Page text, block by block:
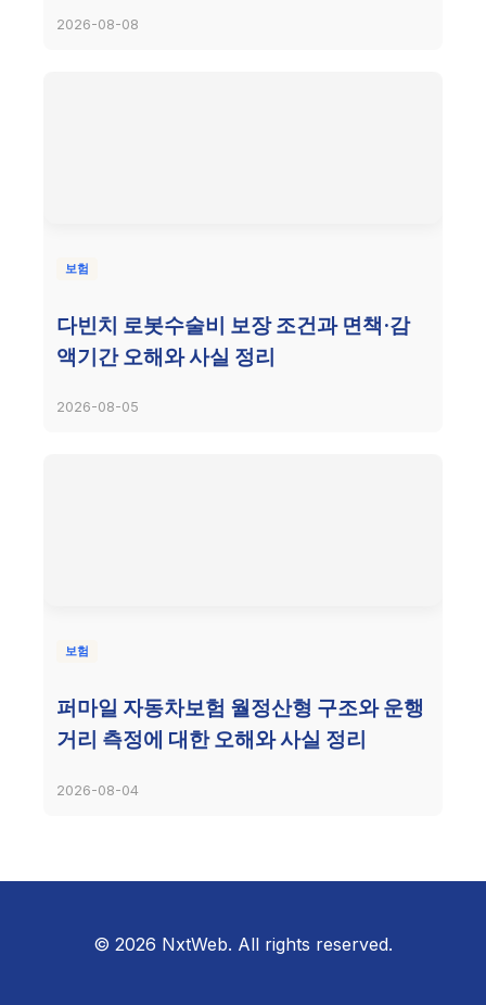
2026-08-08
보험
다빈치 로봇수술비 보장 조건과 면책·감
액기간 오해와 사실 정리
2026-08-05
보험
퍼마일 자동차보험 월정산형 구조와 운행
거리 측정에 대한 오해와 사실 정리
2026-08-04
© 2026 NxtWeb. All rights reserved.